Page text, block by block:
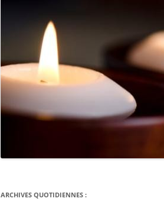
ARCHIVES QUOTIDIENNES :